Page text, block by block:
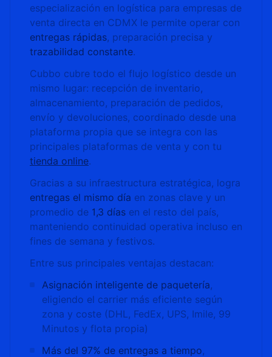
especialización en logística para empresas de
venta directa en CDMX le permite operar con
entregas rápidas, preparación precisa y
trazabilidad constante.
Cubbo cubre todo el flujo logístico desde un
mismo lugar: recepción de inventario,
almacenamiento, preparación de pedidos,
envío y devoluciones, coordinado desde una
plataforma propia que se integra con las
principales plataformas de venta y con tu
tienda online.
Gracias a su infraestructura estratégica, logra
entregas el mismo día en zonas clave y un
promedio de 1,3 días en el resto del país,
manteniendo continuidad operativa incluso en
fines de semana y festivos.
Entre sus principales ventajas destacan:
Asignación inteligente de paquetería,
eligiendo el carrier más eficiente según
zona y coste (DHL, FedEx, UPS, Imile, 99
Minutos y flota propia)
Más del 97% de entregas a tiempo,